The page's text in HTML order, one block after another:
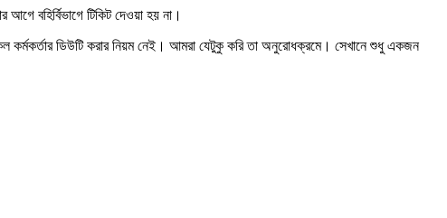
বহির্বিভাগে টিকিট দেওয়া হয় না।
কর্মকর্তার ডিউটি করার নিয়ম নেই। আমরা যেটুকু করি তা অনুরোধক্রমে। সেখানে শুধু একজন